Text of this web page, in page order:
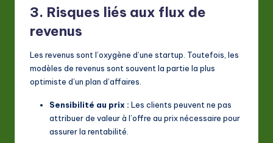
3. Risques liés aux flux de
revenus
Les revenus sont l’oxygène d’une startup. Toutefois, les
modèles de revenus sont souvent la partie la plus
optimiste d’un plan d’affaires.
Sensibilité au prix : Les clients peuvent ne pas
attribuer de valeur à l’offre au prix nécessaire pour
assurer la rentabilité.